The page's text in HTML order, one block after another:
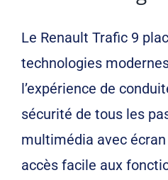
Le Renault Trafic 9
technologies
l’expérience de
sécurité de tous les
multimédia avec
accès facile aux